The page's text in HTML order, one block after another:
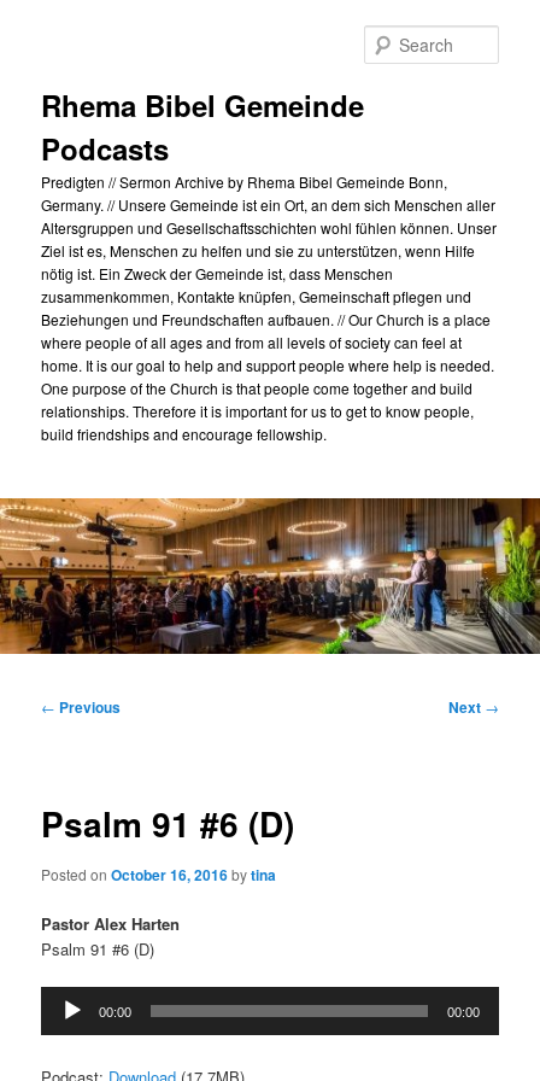
Rhema Bibel Gemeinde
Podcasts
Predigten // Sermon Archive by Rhema Bibel Gemeinde Bonn,
Germany. // Unsere Gemeinde ist ein Ort, an dem sich Menschen aller
Altersgruppen und Gesellschaftsschichten wohl fühlen können. Unser
Ziel ist es, Menschen zu helfen und sie zu unterstützen, wenn Hilfe
nötig ist. Ein Zweck der Gemeinde ist, dass Menschen
zusammenkommen, Kontakte knüpfen, Gemeinschaft pflegen und
Beziehungen und Freundschaften aufbauen. // Our Church is a place
where people of all ages and from all levels of society can feel at
home. It is our goal to help and support people where help is needed.
One purpose of the Church is that people come together and build
relationships. Therefore it is important for us to get to know people,
build friendships and encourage fellowship.
Post
← Previous Next →
Psalm 91 #6 (D)
Posted onOctober 16, 2016bytina
Pastor Alex Harten
Psalm 91 #6 (D)
Audio
Player
00:00 00:00